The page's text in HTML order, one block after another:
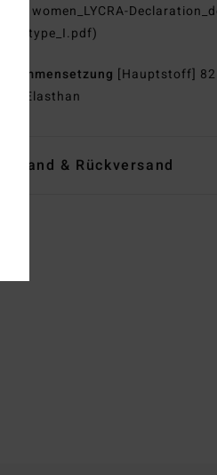
women_LYCRA-
EPI_type_I.pdf)
Zusammensetzung [Hauptstoff] 82
18 % Elasthan
Versand & Rückversand